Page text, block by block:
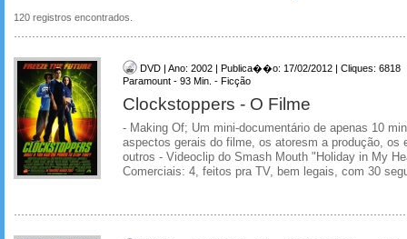
120 registros encontrados.
DVD | Ano: 2002 | Publica��o: 17/02/2012 | Cliques: 6818
Paramount - 93 Min. - Ficção
Clockstoppers - O Filme
- Making Of; Um mini-documentário de apenas 10
aspectos gerais do filme, os atoresm a produção, os
outros - Videoclip do Smash Mouth "Holiday in My
Comerciais: 4, feitos pra TV, bem legais, com 30